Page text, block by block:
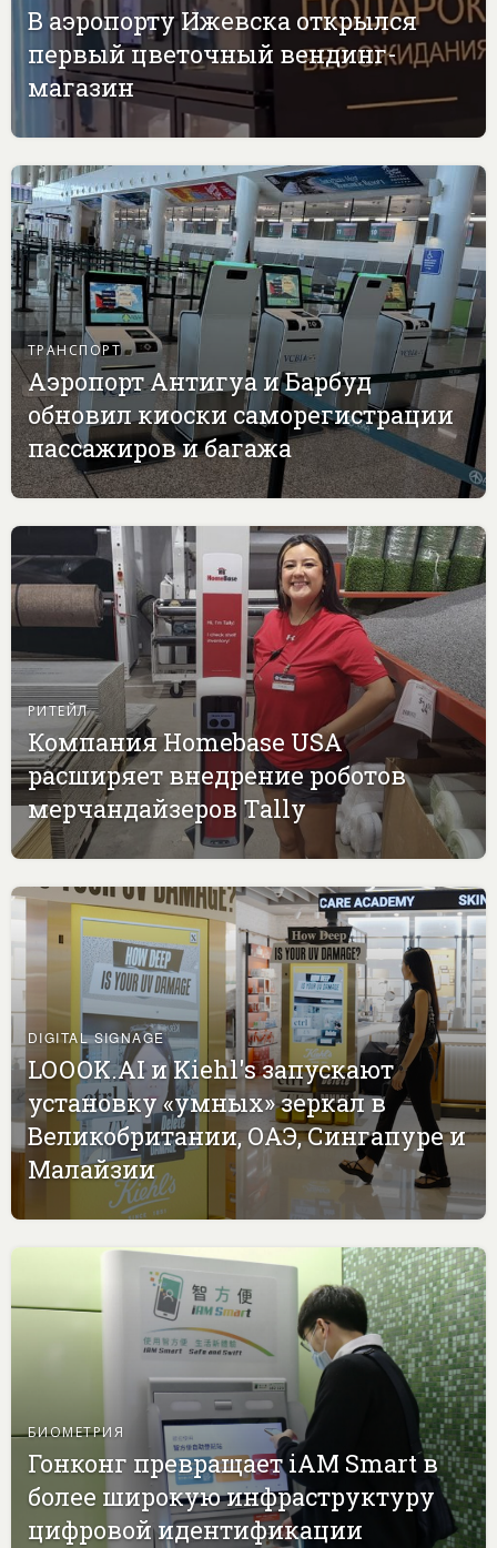
В аэропорту Ижевска открылся
первый цветочный вендинг-
магазин
ТРАНСПОРТ
Аэропорт Антигуа и Барбуд
обновил киоски саморегистрации
пассажиров и багажа
РИТЕЙЛ
Компания Homebase USA
расширяет внедрение роботов
мерчандайзеров Tally
DIGITAL SIGNAGE
LOOOK.AI и Kiehl's запускают
установку «умных» зеркал в
Великобритании, ОАЭ, Сингапуре и
Малайзии
БИОМЕТРИЯ
Гонконг превращает iAM Smart в
более широкую инфраструктуру
цифровой идентификации